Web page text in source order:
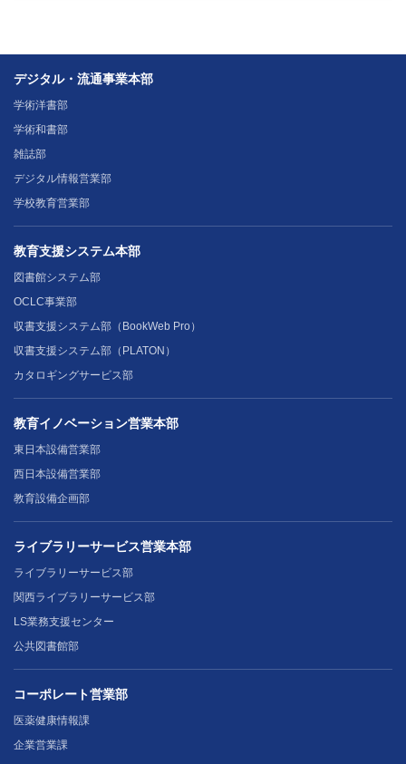
デジタル・流通事業本部
学術洋書部
学術和書部
雑誌部
デジタル情報営業部
学校教育営業部
教育支援システム本部
図書館システム部
OCLC事業部
収書支援システム部（BookWeb Pro）
収書支援システム部（PLATON）
カタロギングサービス部
教育イノベーション営業本部
東日本設備営業部
西日本設備営業部
教育設備企画部
ライブラリーサービス営業本部
ライブラリーサービス部
関西ライブラリーサービス部
LS業務支援センター
公共図書館部
コーポレート営業部
医薬健康情報課
企業営業課